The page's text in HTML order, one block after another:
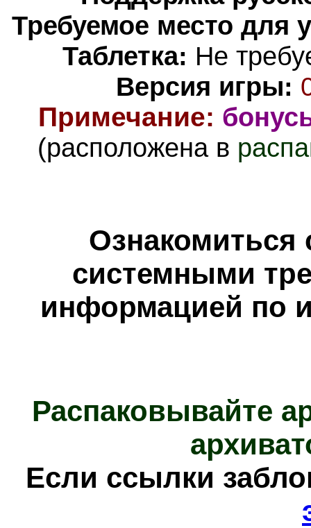
Требуемое место для
Таблетка: Не
Версия игры:
Примечание:
(расположена в
Ознакомиться
системными
информацией по
Распаковывайте
Если ссылки